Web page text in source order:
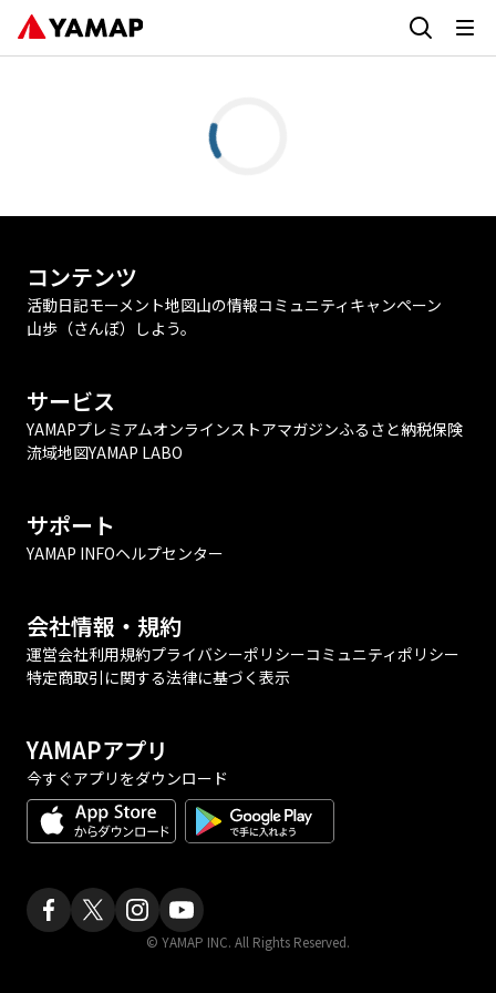
コンテンツ
活動日記モーメント地図山の情報コミュニティ キャンペーン
山歩（さんぽ）しよう。
サービス
YAMAPプレミアムオンラインストアマガジンふるさと納税保険
流域地図YAMAP LABO
サポート
YAMAP INFOヘルプセンター
会社情報・規約
運営会社利用規約プライバシーポリシーコミュニティポリシー
特定商取引に関する法律に基づく表示
YAMAPアプリ
今すぐアプリをダウンロード
© YAMAP INC. All Rights Reserved.